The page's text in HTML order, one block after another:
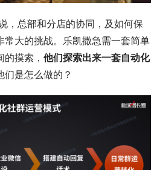
常大的挑战。乐凯撒急需一套简单
摸索， 他们探索出来一套自动化
们是怎么做的？